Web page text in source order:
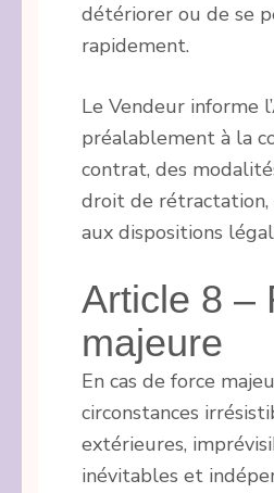
détériorer ou de se
rapidement.
Le Vendeur informe
préalablement à la
contrat, des
droit de
aux dispositions
Article 8 –
majeure
En cas de force
circonstances
extérieures,
inévitables et